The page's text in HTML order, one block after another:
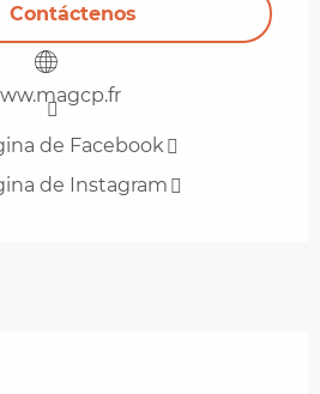
Contáctenos
de Facebook
de Instagram